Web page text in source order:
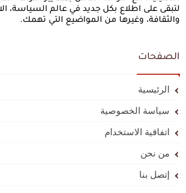
لتبقى على اطلاع بكل جديد في عالم السياسة،
والثقافة، وغيرها من المواضيع التي تهمك.
الصفحات
الرئيسية
سياسة الخصوصية
اتفاقية الاستخدام
من نحن
إتصل بنا